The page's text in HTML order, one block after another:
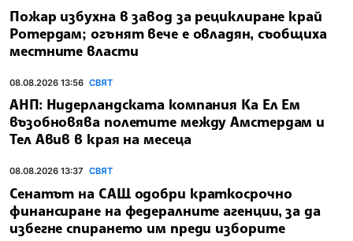
Пожар избухна в завод за рециклиране край
Ротердам; огънят вече е овладян, съобщиха
местните власти
08.08.2026 13:56 СВЯТ
АНП: Нидерландската компания Ка Ел Ем
възобновява полетите между Амстердам и
Тел Авив в края на месеца
08.08.2026 13:37 СВЯТ
Сенатът на САЩ одобри краткосрочно
финансиране на федералните агенции, за да
избегне спирането им преди изборите